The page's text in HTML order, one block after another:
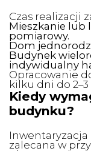
Czas realizacji
Mieszkanie lub
pomiarowy.
Dom
Budynek
indywidualny
Opracowanie
kilku dni do
Kiedy
budynku?
zalecana w